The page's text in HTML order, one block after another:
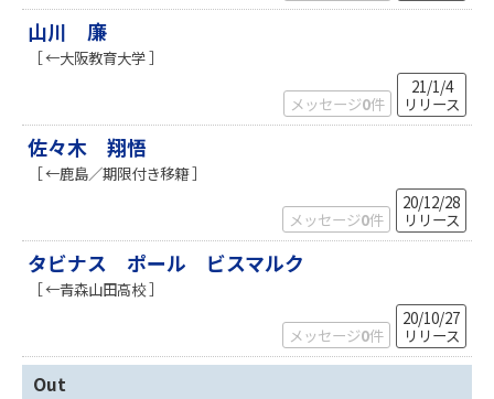
山川 廉
［ ←大阪教育大学 ］
メッセージ0件
21/1/4
リリース
佐々木 翔悟
［ ←鹿島／期限付き移籍 ］
メッセージ0件
20/12/28
リリース
タビナス ポール ビスマルク
［ ←青森山田高校 ］
メッセージ0件
20/10/27
リリース
Out